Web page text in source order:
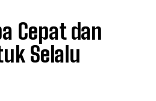
Cepat dan
Selalu